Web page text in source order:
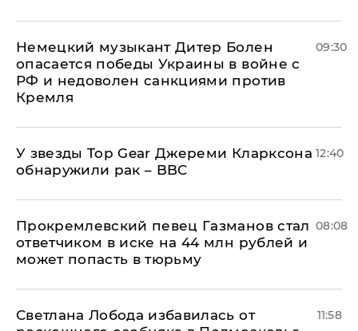
Немецкий музыкант Дитер Болен
опасается победы Украины в войне с
РФ и недоволен санкциями против
Кремля
09:30
У звезды Top Gear Джереми Кларксона
обнаружили рак – BBC
12:40
Прокремлевский певец Газманов стал
ответчиком в иске на 44 млн рублей и
может попасть в тюрьму
08:08
Светлана Лобода избавилась от
11:58